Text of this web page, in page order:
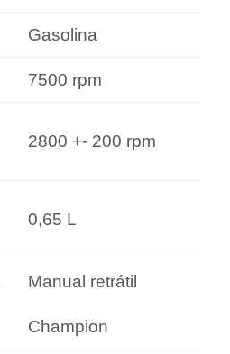
Gasolina
7500 rpm
2800 +- 200 rpm
0,65 L
Manual retrátil
Champion